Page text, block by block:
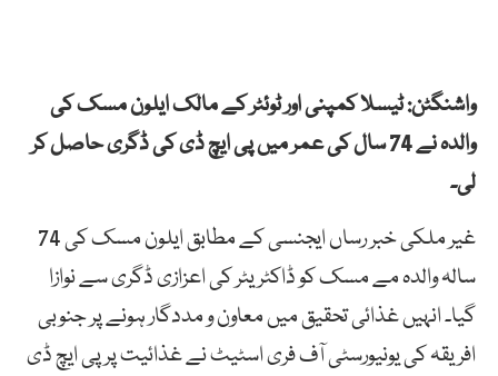
واشنگٹن: ٹیسلا کمپنی اور ٹوئٹر کے مالک ایلون مسک کی
والدہ نے 74 سال کی عمر میں پی ایچ ڈی کی ڈگری حاصل کر
لی۔
غیر ملکی خبر رساں ایجنسی کے مطابق ایلون مسک کی 74
سالہ والدہ مے مسک کو ڈاکٹریٹر کی اعزازی ڈگری سے نوازا
گیا۔ انہیں غذائی تحقیق میں معاون و مددگار ہونے پر جنوبی
افریقہ کی یونیورسٹی آف فری اسٹیٹ نے غذائیت پر پی ایچ ڈی